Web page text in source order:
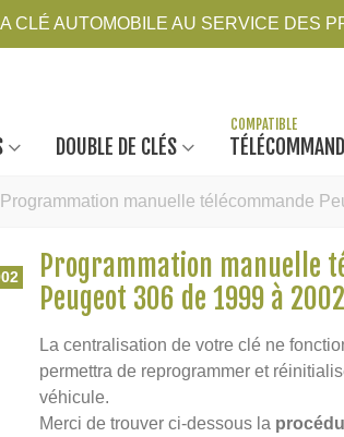
CLÉ AUTOMOBILE AU SERVICE DES
DOUBLE DE CLÉS
Programmation manuelle télécommande
Programmation manuelle
Peugeot 306 de 1999 à 2002
La centralisation de votre clé ne
permettra de reprogrammer et
véhicule.
Merci de trouver ci-dessous la